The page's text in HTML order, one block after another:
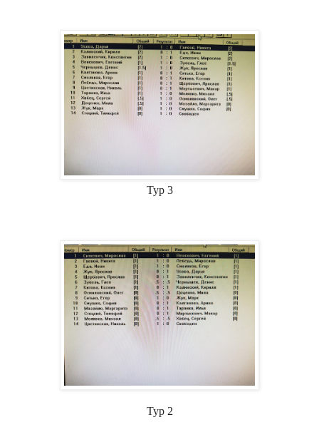
Тур 3
Тур 2